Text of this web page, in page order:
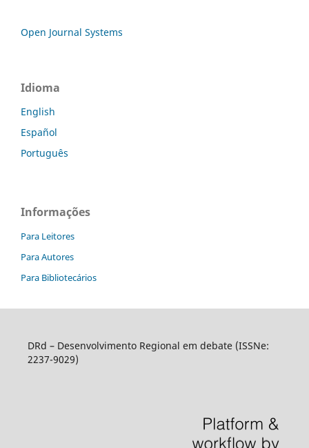
Open Journal Systems
Idioma
English
Español
Português
Informações
Para Leitores
Para Autores
Para Bibliotecários
DRd – Desenvolvimento Regional em debate (ISSNe:
2237-9029)